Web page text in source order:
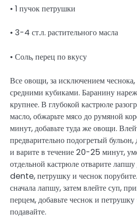
• 1 пучок петрушки
• 3-4 ст.л. растительного масла
• Соль, перец по вкусу
Все овощи, за исключением чеснока,
средними кубиками. Баранину
крупнее. В глубокой кастрюле
масло, обжарьте мясо до румяной
минут, добавьте туда же овощи.
предварительно подогретый
и варите в течение 20-25 минут,
отдельной кастрюле отварите
dente, петрушку и чеснок
сначала лапшу, затем влейте суп,
перцем, добавьте чеснок и
подавайте.